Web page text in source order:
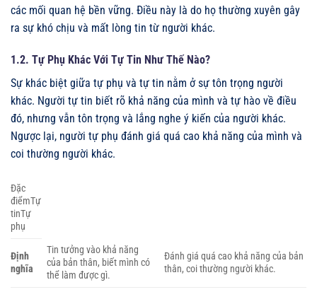
các mối quan hệ bền vững. Điều này là do họ thường xuyên gây
ra sự khó chịu và mất lòng tin từ người khác.
1.2. Tự Phụ Khác Với Tự Tin Như Thế Nào?
Sự khác biệt giữa tự phụ và tự tin nằm ở sự tôn trọng người
khác. Người tự tin biết rõ khả năng của mình và tự hào về điều
đó, nhưng vẫn tôn trọng và lắng nghe ý kiến của người khác.
Ngược lại, người tự phụ đánh giá quá cao khả năng của mình và
coi thường người khác.
Đặc
điểmTự
tinTự
phụ
Định
nghĩa
Tin tưởng vào khả năng
của bản thân, biết mình có
thể làm được gì.
Đánh giá quá cao khả năng của bản
thân, coi thường người khác.